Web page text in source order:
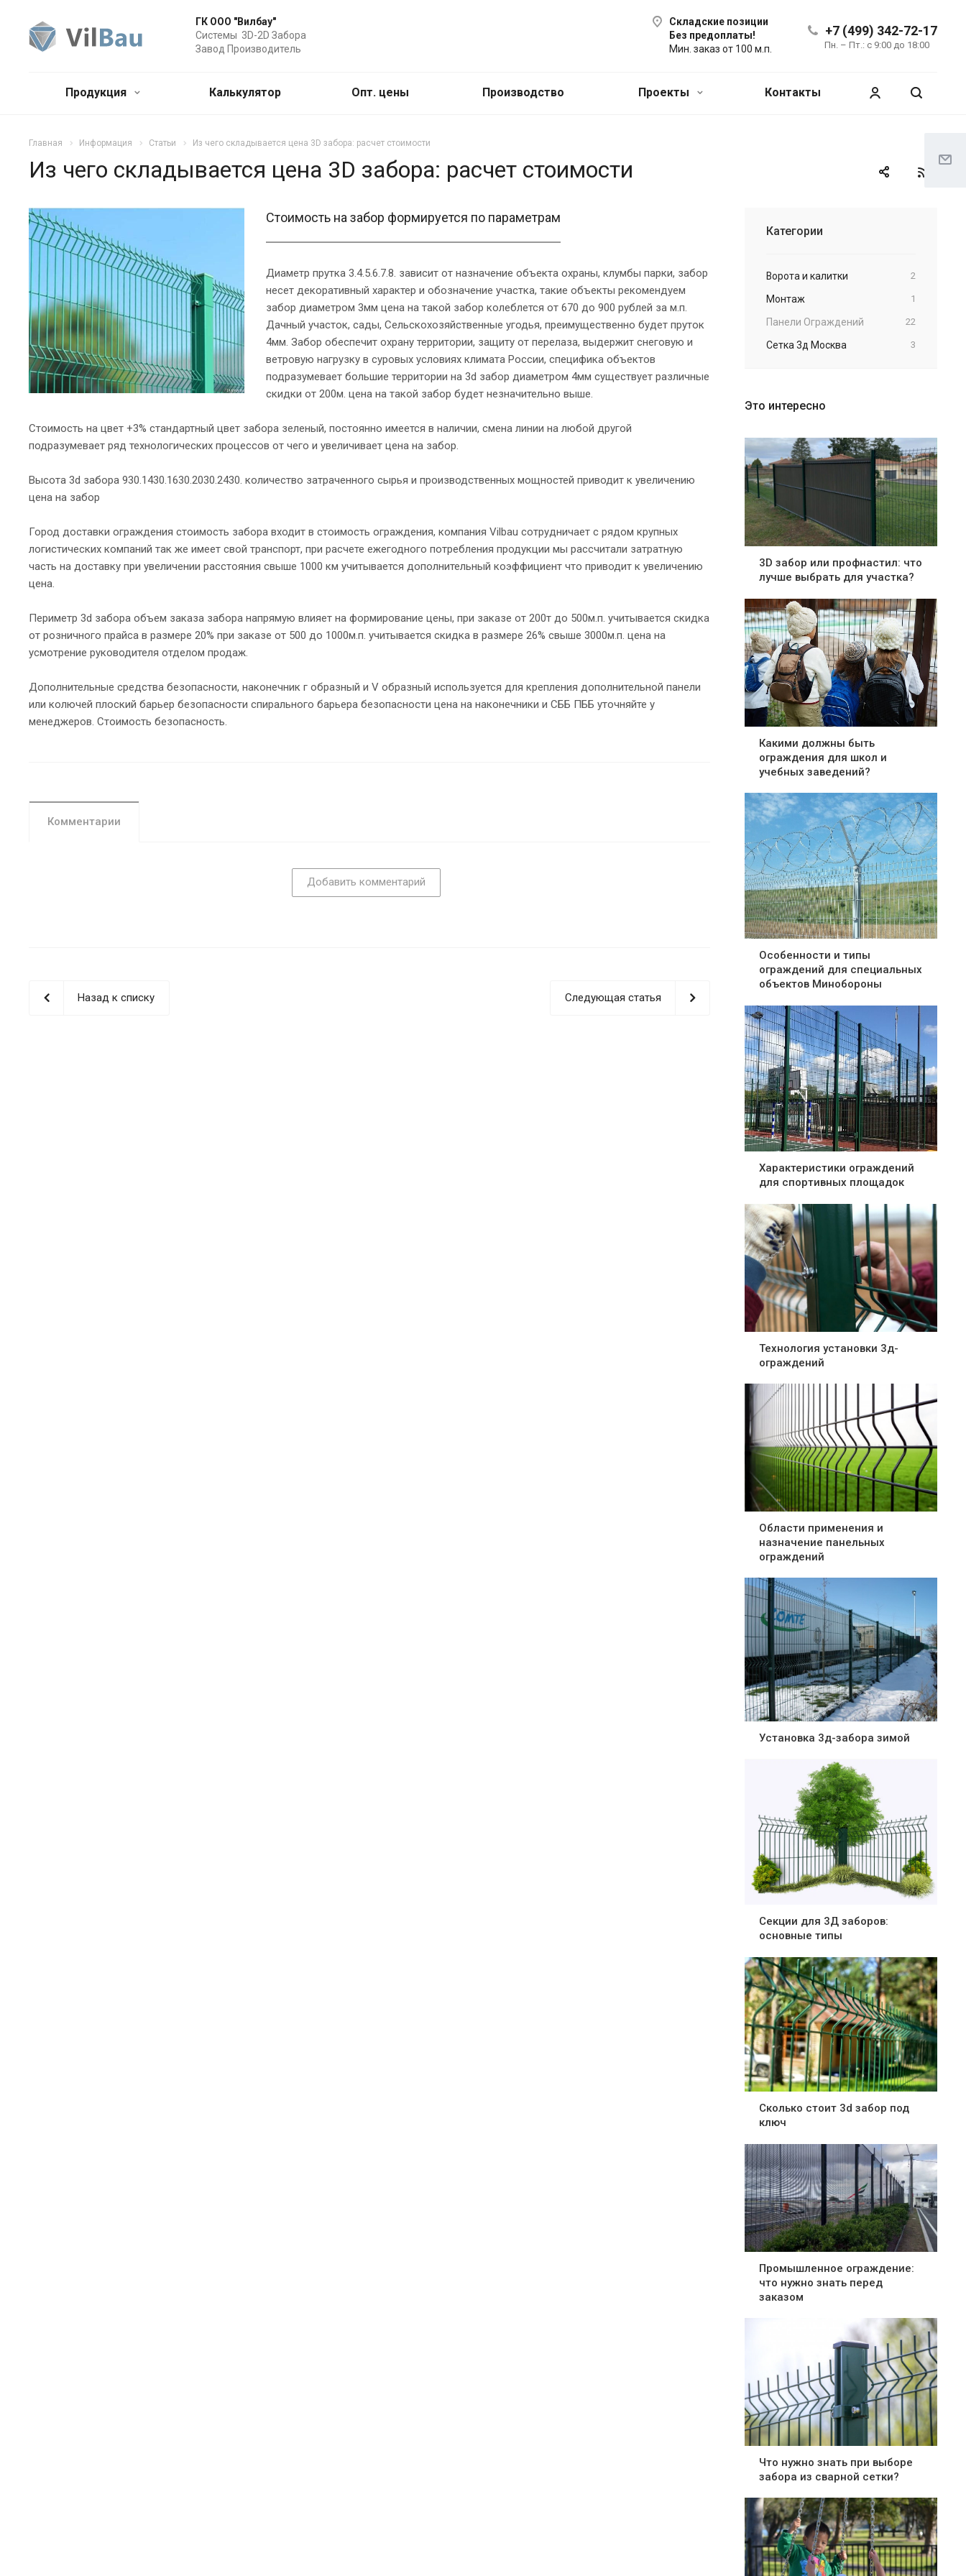
ГК ООО "Вилбау"
Системы 3D-2D Забора
Завод Производитель
+7 (499) 342-72-17
Пн. – Пт.: с 9:00 до 18:00
Складские позиции
Без предоплаты!
Мин. заказ от 100 м.п.
Продукция Калькулятор Опт. цены Производство Проекты Контакты
Главная Информация Статьи Из чего складывается цена 3D забора: расчет стоимости
Из чего складывается цена 3D забора: расчет стоимости
Стоимость на забор формируется по параметрам
Диаметр прутка 3.4.5.6.7.8. зависит от назначение объекта охраны, клумбы парки, забор
несет декоративный характер и обозначение участка, такие объекты рекомендуем
забор диаметром 3мм цена на такой забор колеблется от 670 до 900 рублей за м.п.
Дачный участок, сады, Сельскохозяйственные угодья, преимущественно будет пруток
4мм. Забор обеспечит охрану территории, защиту от перелаза, выдержит снеговую и
ветровую нагрузку в суровых условиях климата России, специфика объектов
подразумевает большие территории на 3d забор диаметром 4мм существует различные
скидки от 200м. цена на такой забор будет незначительно выше.
Стоимость на цвет +3% стандартный цвет забора зеленый, постоянно имеется в наличии, смена линии на любой другой
подразумевает ряд технологических процессов от чего и увеличивает цена на забор.
Высота 3d забора 930.1430.1630.2030.2430. количество затраченного сырья и производственных мощностей приводит к увеличению
цена на забор
Город доставки ограждения стоимость забора входит в стоимость ограждения, компания Vilbau сотрудничает с рядом крупных
логистических компаний так же имеет свой транспорт, при расчете ежегодного потребления продукции мы рассчитали затратную
часть на доставку при увеличении расстояния свыше 1000 км учитывается дополнительный коэффициент что приводит к увеличению
цена.
Периметр 3d забора объем заказа забора напрямую влияет на формирование цены, при заказе от 200т до 500м.п. учитывается скидка
от розничного прайса в размере 20% при заказе от 500 до 1000м.п. учитывается скидка в размере 26% свыше 3000м.п. цена на
усмотрение руководителя отделом продаж.
Дополнительные средства безопасности, наконечник г образный и V образный используется для крепления дополнительной панели
или колючей плоский барьер безопасности спирального барьера безопасности цена на наконечники и СББ ПББ уточняйте у
менеджеров. Стоимость безопасность.
Комментарии
Добавить комментарий
Назад к списку Следующая статья
Категории
Ворота и калитки 2
Монтаж 1
Панели Ограждений 22
Сетка 3д Москва 3
Это интересно
3D забор или профнастил: что
лучше выбрать для участка?
Какими должны быть
ограждения для школ и
учебных заведений?
Особенности и типы
ограждений для специальных
объектов Минобороны
Характеристики ограждений
для спортивных площадок
Технология установки 3д-
ограждений
Области применения и
назначение панельных
ограждений
Установка 3д-забора зимой
Секции для 3Д заборов:
основные типы
Сколько стоит 3d забор под
ключ
Промышленное ограждение:
что нужно знать перед
заказом
Что нужно знать при выборе
забора из сварной сетки?